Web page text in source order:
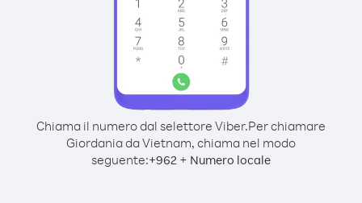
Chiama il numero dal selettore Viber.Per chiamare
Giordania da Vietnam, chiama nel modo
seguente:+962 + Numero locale